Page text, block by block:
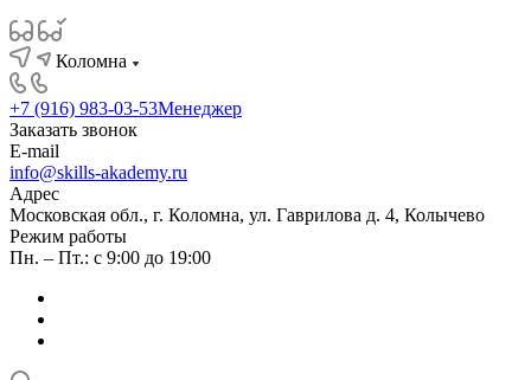
Коломна
+7 (916) 983-03-53Менеджер
Заказать звонок
E-mail
info@skills-akademy.ru
Адрес
Московская обл., г. Коломна, ул. Гаврилова д. 4, Колычево
Режим работы
Пн. – Пт.: с 9:00 до 19:00